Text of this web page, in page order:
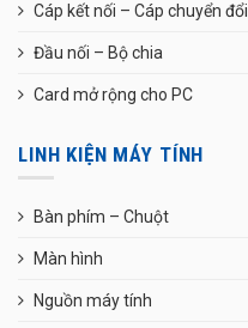
Cáp kết nối – Cáp chuyển đổi
Đầu nối – Bộ chia
Card mở rộng cho PC
LINH KIỆN MÁY TÍNH
Bàn phím – Chuột
Màn hình
Nguồn máy tính